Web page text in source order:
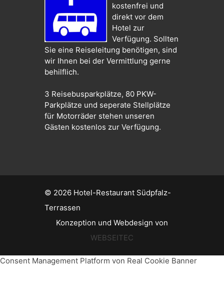
kostenfrei und
direkt vor dem
Hotel zur
Verfügung. Sollten
Sie eine Reiseleitung benötigen, sind
wir Ihnen bei der Vermittlung gerne
behilflich.
3 Reisebusparkplätze, 80 PKW-
Parkplätze und seperate Stellplätze
für Motorräder stehen unseren
Gästen kostenlos zur Verfügung.
© 2026 Hotel-Restaurant Südpfalz-
Terrassen
Konzeption und Webdesign von
WEBSEITEC
Consent Management Platform von Real Cookie Banner